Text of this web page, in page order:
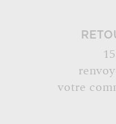
votre